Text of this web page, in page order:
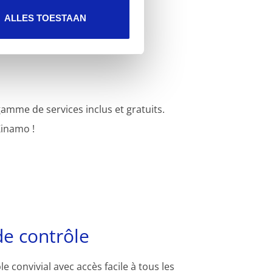
ALLES TOESTAAN
de services inclus et gratuits.
!
contrôle
convivial avec accès facile à tous les